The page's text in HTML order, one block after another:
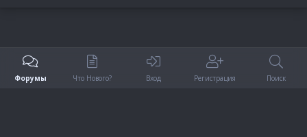
Форумы Что Нового? Вход Регистрация Поиск